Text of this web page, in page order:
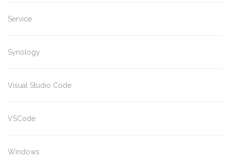
Service
Synology
Visual Studio Code
VSCode
Windows